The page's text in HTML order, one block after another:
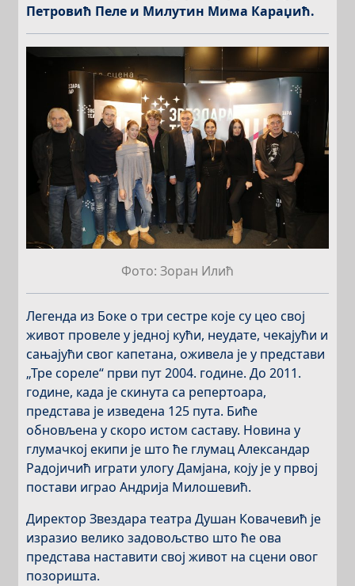
Петровић Пеле и Милутин Мима Караџић.
Фото: Зоран Илић
Легенда из Боке о три сестре које су цео свој
живот провеле у једној кући, неудате, чекајући и
сањајући свог капетана, оживела је у представи
„Тре сореле“ први пут 2004. године. До 2011.
године, када је скинута са репертоара,
представа је изведена 125 пута. Биће
обновљена у скоро истом саставу. Новина у
глумачкој екипи је што ће глумац Александар
Радојичић играти улогу Дамјана, коју је у првој
постави играо Андрија Милошевић.
Директор Звездара театра Душан Ковачевић је
изразио велико задовољство што ће ова
представа наставити свој живот на сцени овог
позоришта.